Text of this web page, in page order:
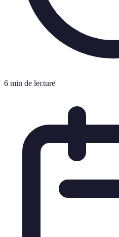
6 min de lecture